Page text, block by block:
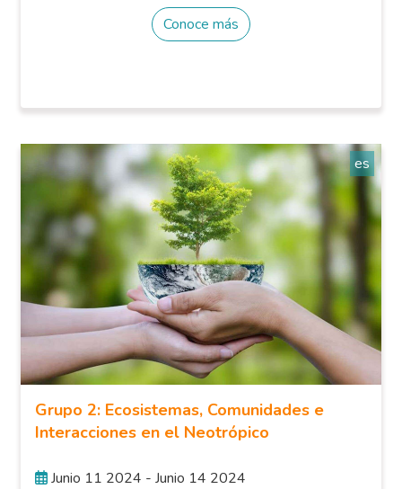
Conoce más
es
Grupo 2: Ecosistemas, Comunidades e
Interacciones en el Neotrópico
Junio 11 2024 - Junio 14 2024